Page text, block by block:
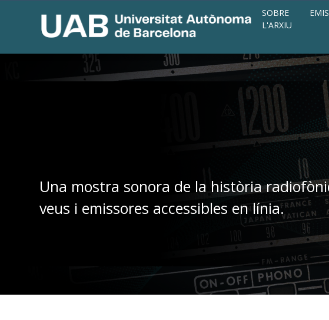
SOBRE
L'ARXIU
Una mostra sonora de la història
veus i emissores accessibles en línia.